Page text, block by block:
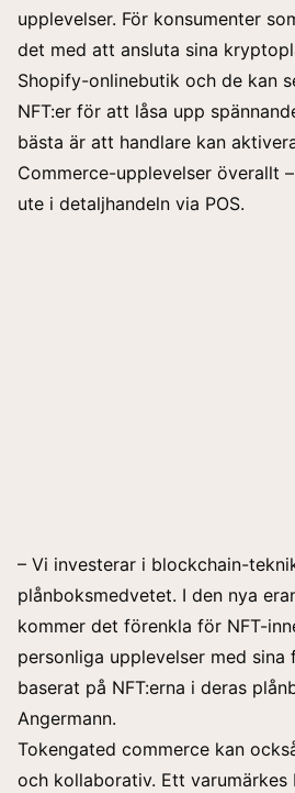
upplevelser. För konsumenter
det med att ansluta sina
Shopify-onlinebutik och de kan
NFT:er för att låsa upp
bästa är att handlare kan
Commerce-upplevelser överallt
ute i detaljhandeln via POS.
– Vi investerar i blockchain-
plånboksmedvetet. I den nya
kommer det förenkla för NFT-
personliga upplevelser med sina
baserat på NFT:erna i deras
Angermann.
Tokengated commerce kan
och kollaborativ. Ett varumärkes